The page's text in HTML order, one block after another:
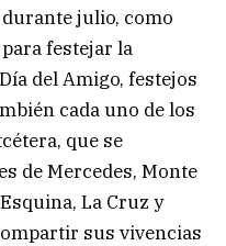
julio, como
festejar la
del Amigo, festejos
cada uno de los
que se
de Mercedes, Monte
La Cruz y
sus vivencias